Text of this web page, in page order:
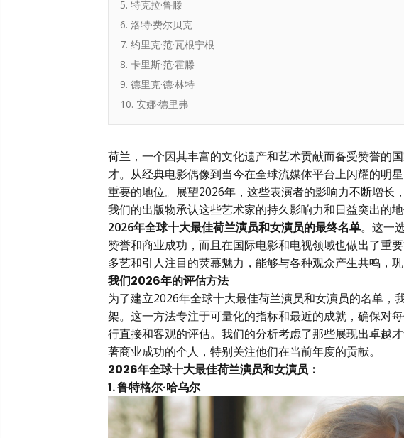
5. 特克拉·鲁滕
6. 洛特·费尔贝克
7. 约里克·范·瓦根宁根
8. 卡里斯·范·霍滕
9. 德里克·德·林特
10. 安娜·德里弗
荷兰，一个因其丰富的文化遗产和艺术贡献而备受赞誉的
才。从经典电影偶像到当今在全球流媒体平台上闪耀的明
重要的地位。展望2026年，这些表演者的影响力不断增长
我们的出版物承认这些艺术家的持久影响力和日益突出的
2026年全球十大最佳荷兰演员和女演员的最终名单。这一
赞誉和商业成功，而且在国际电影和电视领域也做出了重
多艺和引人注目的荧幕魅力，能够与各种观众产生共鸣，
我们2026年的评估方法
为了建立2026年全球十大最佳荷兰演员和女演员的名单，
架。这一方法专注于可量化的指标和最近的成就，确保对
行直接和客观的评估。我们的分析考虑了那些展现出卓越
著商业成功的个人，特别关注他们在当前年度的贡献。
2026年全球十大最佳荷兰演员和女演员：
1. 鲁特格尔·哈乌尔